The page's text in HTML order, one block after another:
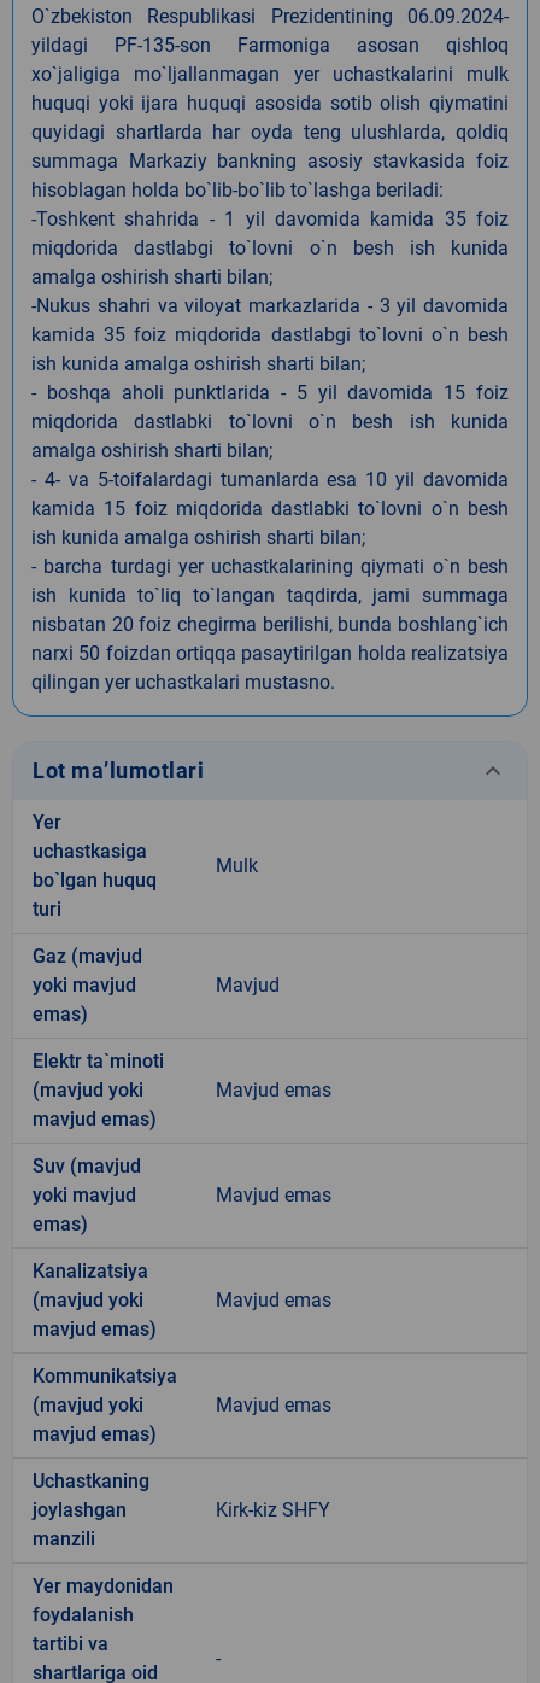
O`zbekiston Respublikasi Prezidentining 06.09.2024-
yildagi PF-135-son Farmoniga asosan qishloq
xo`jaligiga mo`ljallanmagan yer uchastkalarini mulk
huquqi yoki ijara huquqi asosida sotib olish qiymatini
quyidagi shartlarda har oyda teng ulushlarda, qoldiq
summaga Markaziy bankning asosiy stavkasida foiz
hisoblagan holda bo`lib-bo`lib to`lashga beriladi:
-Toshkent shahrida - 1 yil davomida kamida 35 foiz
miqdorida dastlabgi to`lovni o`n besh ish kunida
amalga oshirish sharti bilan;
-Nukus shahri va viloyat markazlarida - 3 yil davomida
kamida 35 foiz miqdorida dastlabgi to`lovni o`n besh
ish kunida amalga oshirish sharti bilan;
- boshqa aholi punktlarida - 5 yil davomida 15 foiz
miqdorida dastlabki to`lovni o`n besh ish kunida
amalga oshirish sharti bilan;
- 4- va 5-toifalardagi tumanlarda esa 10 yil davomida
kamida 15 foiz miqdorida dastlabki to`lovni o`n besh
ish kunida amalga oshirish sharti bilan;
- barcha turdagi yer uchastkalarining qiymati o`n besh
ish kunida to`liq to`langan taqdirda, jami summaga
nisbatan 20 foiz chegirma berilishi, bunda boshlang`ich
narxi 50 foizdan ortiqqa pasaytirilgan holda realizatsiya
qilingan yer uchastkalari mustasno.
Lot ma’lumotlari keyboard_arrow_down
Yer
uchastkasiga
bo`lgan huquq
turi
Mulk
Gaz (mavjud
yoki mavjud
emas)
Mavjud
Elektr ta`minoti
(mavjud yoki
mavjud emas)
Mavjud emas
Suv (mavjud
yoki mavjud
emas)
Mavjud emas
Kanalizatsiya
(mavjud yoki
mavjud emas)
Mavjud emas
Kommunikatsiya
(mavjud yoki
mavjud emas)
Mavjud emas
Uchastkaning
joylashgan
manzili
Kirk-kiz SHFY
Yer maydonidan
foydalanish
tartibi va
shartlariga oid
-